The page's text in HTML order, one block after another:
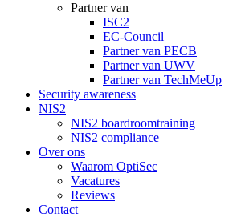
Partner van
ISC2
EC-Council
Partner van PECB
Partner van UWV
Partner van TechMeUp
Security awareness
NIS2
NIS2 boardroomtraining
NIS2 compliance
Over ons
Waarom OptiSec
Vacatures
Reviews
Contact